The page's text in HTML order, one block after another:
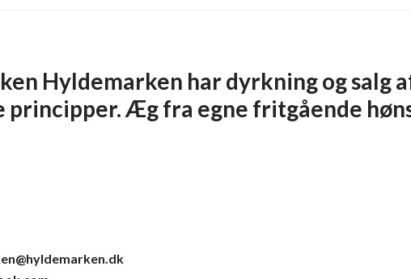
Hyldemarken har dyrkning og salg
principper. Æg fra egne fritgående